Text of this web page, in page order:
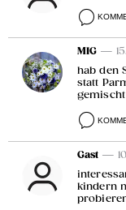
MIG —
hab den
statt
Gast —
kindern